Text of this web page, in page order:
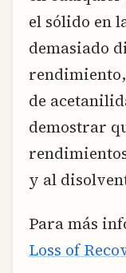
el sólido en
demasiado
de
demostrar
y al
Para más
Loss of